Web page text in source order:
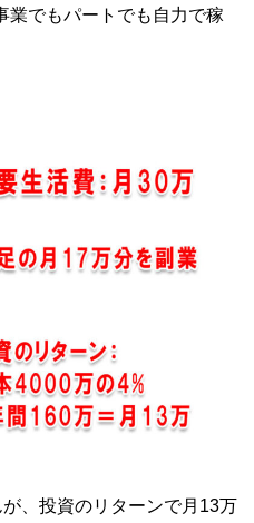
でもパートでも自力で稼
、投資のリターンで月13万